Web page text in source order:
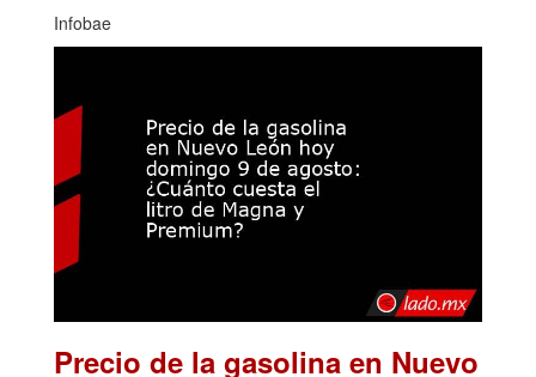
Infobae
Precio de la gasolina en Nuevo